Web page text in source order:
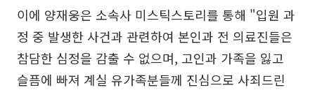
이에 양재웅은 소속사 미스틱스토리를 통해 "입원 과
정 중 발생한 사건과 관련하여 본인과 전 의료진들은
참담한 심정을 감출 수 없으며, 고인과 가족을 잃고
슬픔에 빠져 계실 유가족분들께 진심으로 사죄드린